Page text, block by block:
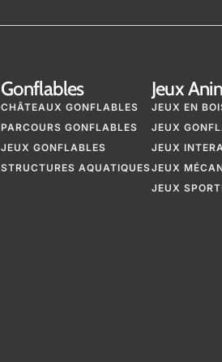
Gonflables
CHÂTEAUX GONFLABLES
PARCOURS GONFLABLES
JEUX GONFLABLES
STRUCTURES AQUATIQUES
Jeux
JEUX EN
JEUX
JEUX
JEUX
JEUX